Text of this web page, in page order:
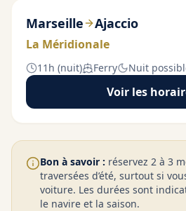
Marseille Ajaccio
La Méridionale
11h (nuit) Ferry Nuit
Voir les
Bon à savoir : réservez 2 à 3
traversées d’été, surtout si
voiture. Les durées sont
le navire et la saison.